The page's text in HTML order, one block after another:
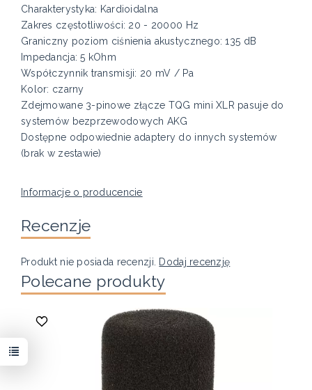
Charakterystyka: Kardioidalna
Zakres częstotliwości: 20 - 20000 Hz
Graniczny poziom ciśnienia akustycznego: 135 dB
Impedancja: 5 kOhm
Współczynnik transmisji: 20 mV / Pa
Kolor: czarny
Zdejmowane 3-pinowe złącze TQG mini XLR pasuje do
systemów bezprzewodowych AKG
Dostępne odpowiednie adaptery do innych systemów
(brak w zestawie)
Informacje o producencie
Recenzje
Produkt nie posiada recenzji. Dodaj recenzję
Polecane produkty